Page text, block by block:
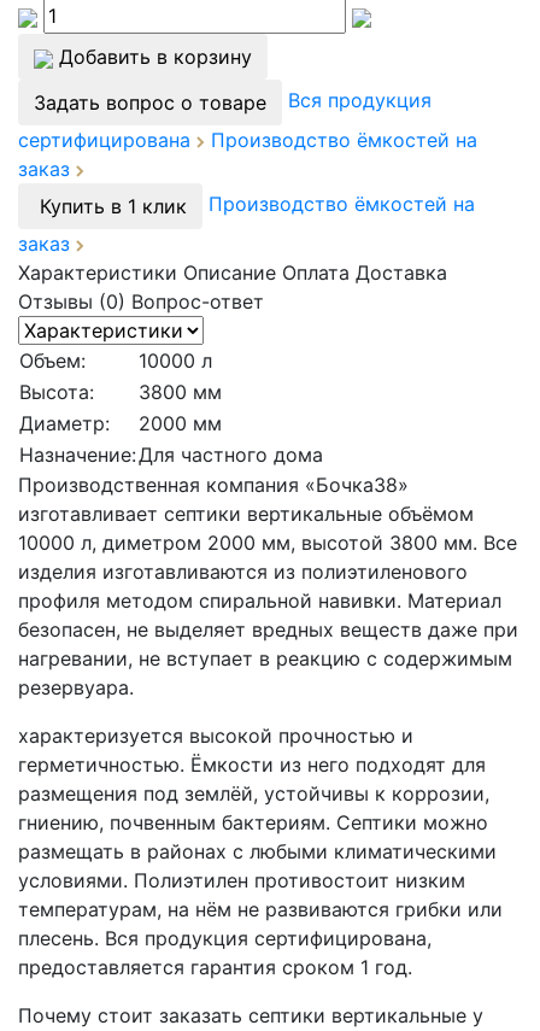
Добавить в корзину
Задать вопрос о товаре
Вся продукция
сертифицирована
Производство ёмкостей на
заказ
Купить в 1 клик
Производство ёмкостей на
заказ
Характеристики Описание Оплата Доставка
Отзывы (0) Вопрос-ответ
Объем:
10000 л
Высота:
3800 мм
Диаметр:
2000 мм
Назначение:Для частного дома
Производственная компания «Бочка38»
изготавливает септики вертикальные объёмом
10000 л, диметром 2000 мм, высотой 3800 мм. Все
изделия изготавливаются из полиэтиленового
профиля методом спиральной навивки. Материал
безопасен, не выделяет вредных веществ даже при
нагревании, не вступает в реакцию с содержимым
резервуара.
характеризуется высокой прочностью и
герметичностью. Ёмкости из него подходят для
размещения под землёй, устойчивы к коррозии,
гниению, почвенным бактериям. Септики можно
размещать в районах с любыми климатическими
условиями. Полиэтилен противостоит низким
температурам, на нём не развиваются грибки или
плесень. Вся продукция сертифицирована,
предоставляется гарантия сроком 1 год.
Почему стоит заказать септики вертикальные у